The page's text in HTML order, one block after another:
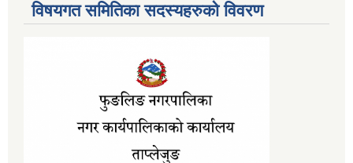
विषयगत समितिका सदस्यहरुको विवरण